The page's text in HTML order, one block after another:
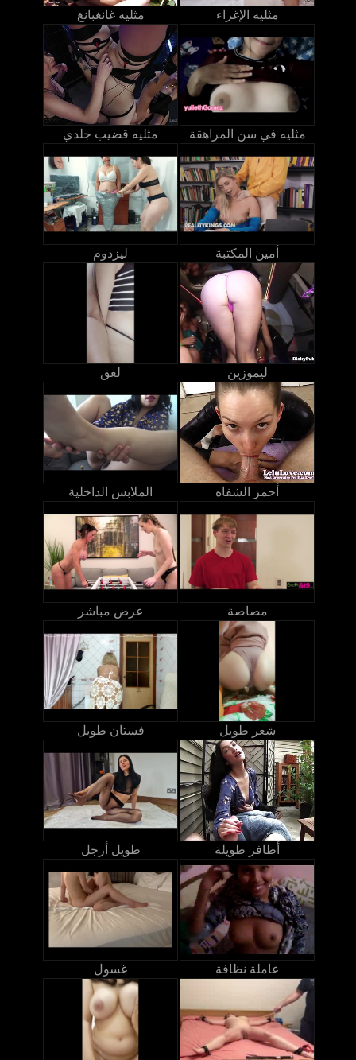
مثليه غانغبانغ مثليه الإغراء
مثليه قضيب جلدي مثليه في سن المراهقة
ليزدوم أمين المكتبة
لعق ليموزين
الملابس الداخلية أحمر الشفاه
عرض مباشر مصاصة
فستان طويل شعر طويل
طويل أرجل أظافر طويلة
غسول عاملة نظافة